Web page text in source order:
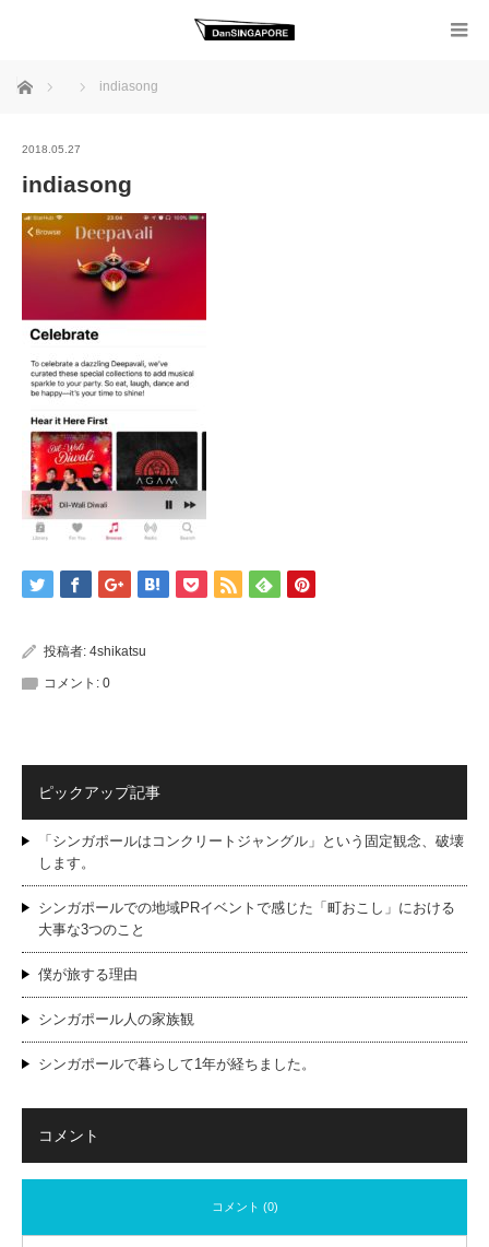
ホーム indiasong
2018.05.27
indiasong
投稿者: 4shikatsu
コメント: 0
ピックアップ記事
「シンガポールはコンクリートジャングル」という固定観念、破壊
します。
シンガポールでの地域PRイベントで感じた「町おこし」における
大事な3つのこと
僕が旅する理由
シンガポール人の家族観
シンガポールで暮らして1年が経ちました。
コメント
コメント (0)